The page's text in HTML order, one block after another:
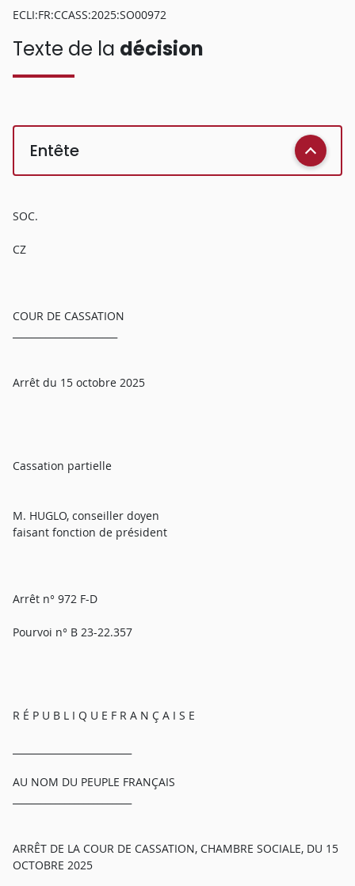
ECLI:FR:CCASS:2025:SO00972
Texte de la décision
Entête
SOC.
CZ
COUR DE CASSATION
Arrêt du 15 octobre 2025
Cassation partielle
M. HUGLO, conseiller doyen
faisant fonction de président
Arrêt n° 972 F-D
Pourvoi n° B 23-22.357
R É P U B L I Q U E F R A N Ç A I S E
AU NOM DU PEUPLE FRANÇAIS
ARRÊT DE LA COUR DE CASSATION, CHAMBRE SOCIALE, DU 15
OCTOBRE 2025